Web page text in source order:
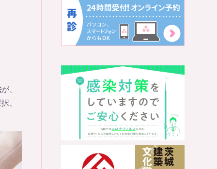
が、
、